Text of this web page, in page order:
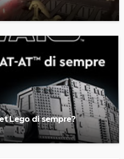
Lego di sempre?